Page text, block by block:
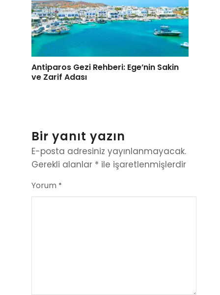
Antiparos Gezi Rehberi: Ege’nin Sakin
ve Zarif Adası
Bir yanıt yazın
E-posta adresiniz yayınlanmayacak.
Gerekli alanlar * ile işaretlenmişlerdir
Yorum *